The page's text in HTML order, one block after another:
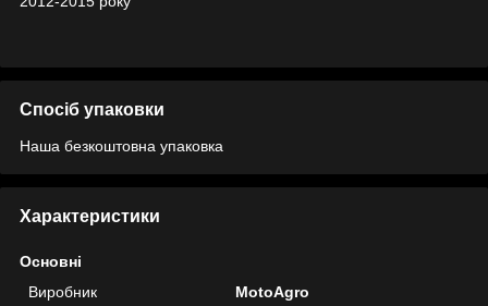
Спосіб упаковки
Наша безкоштовна упаковка
Характеристики
Основні
Виробник
MotoAgro